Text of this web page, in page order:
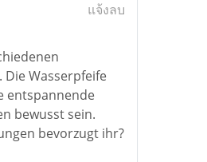
แจ้งลบ
Wasserpfeife
entspannende
bewusst sein.
bevorzugt ihr?